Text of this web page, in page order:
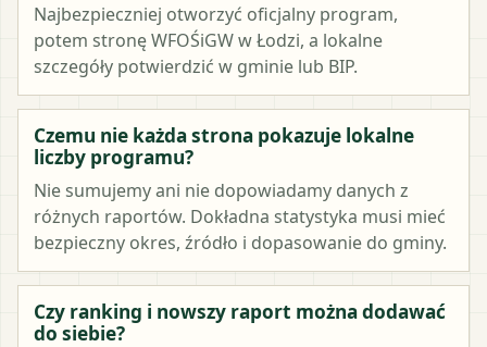
Najbezpieczniej otworzyć oficjalny program,
potem stronę WFOŚiGW w Łodzi, a lokalne
szczegóły potwierdzić w gminie lub BIP.
Czemu nie każda strona pokazuje lokalne
liczby programu?
Nie sumujemy ani nie dopowiadamy danych z
różnych raportów. Dokładna statystyka musi mieć
bezpieczny okres, źródło i dopasowanie do gminy.
Czy ranking i nowszy raport można dodawać
do siebie?